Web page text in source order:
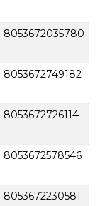
8053672035780
8053672749182
8053672726114
8053672578546
8053672230581